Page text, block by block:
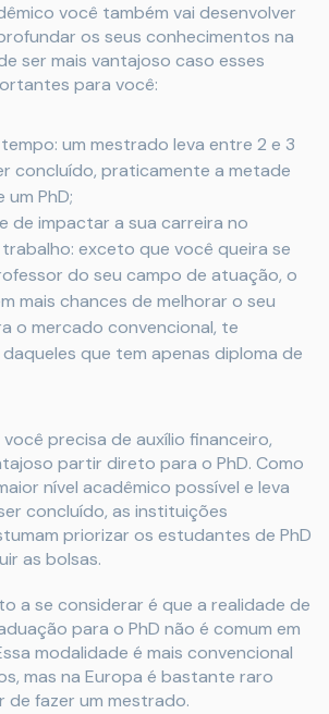
você também vai desenvolver
os seus conhecimentos na
ser mais vantajoso caso esses
para você:
um mestrado leva entre 2 e 3
concluído, praticamente a metade
PhD;
de impactar a sua carreira no
exceto que você queira se
do seu campo de atuação, o
mais chances de melhorar o seu
o mercado convencional, te
que tem apenas diploma de
precisa de auxílio financeiro,
partir direto para o PhD. Como
nível acadêmico possível e leva
concluído, as instituições
priorizar os estudantes de PhD
as bolsas.
a se considerar é que a realidade de
para o PhD não é comum em
modalidade é mais convencional
mas na Europa é bastante raro
de fazer um mestrado.